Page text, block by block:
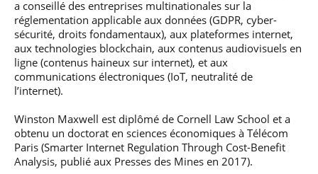
S’engager à Télécom
Paris
Numérique
responsable : nos
élèves impliqués
Parcours Numérique
Responsable
Enquête 1er emploi
Corps des Mines
Parcours Talents : un
Double Diplôme
donnant accès aux
Corps techniques de
l’État
Artificielle en
alternance
(admissions closes)
Expert
cybersécurité des
réseaux et des
systèmes
Intelligence
Artificielle – Expert
Data & MLops
Je suis élève en
situation de
handicap, comment
faire ?
Vous êtes admis,
préparez votre
Financement
Entreprises &
solutions Mastère
Spécialisé
professionnel
• Journaliste
• Diplômé
• Créateur d’entreprise
a conseillé des entreprises multinationales sur la
réglementation applicable aux données (GDPR, cyber-
sécurité, droits fondamentaux), aux plateformes internet,
aux technologies blockchain, aux contenus audiovisuels en
ligne (contenus haineux sur internet), et aux
communications électroniques (IoT, neutralité de
l’internet).
Winston Maxwell est diplômé de Cornell Law School et a
obtenu un doctorat en sciences économiques à Télécom
Paris (Smarter Internet Regulation Through Cost-Benefit
Analysis, publié aux Presses des Mines en 2017).